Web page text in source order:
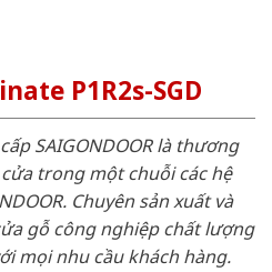
P1R2s-SGD
SAIGONDOOR là thương
trong một chuỗi các hệ
Chuyên sản xuất và
gỗ công nghiệp chất lượng
mọi nhu cầu khách hàng.